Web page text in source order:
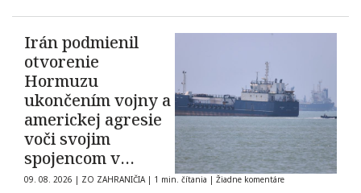
Irán podmienil
otvorenie
Hormuzu
ukončením vojny a
americkej agresie
voči svojim
spojencom v
regióne
09. 08. 2026 | ZO ZAHRANIČIA | 1 min. čítania | Žiadne komentáre